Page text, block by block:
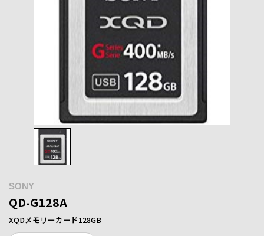
SONY
QD-G128A
XQDメモリーカード128GB